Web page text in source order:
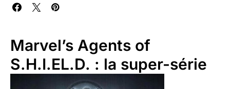
Marvel’s Agents of
S.H.I.EL.D. : la super-série